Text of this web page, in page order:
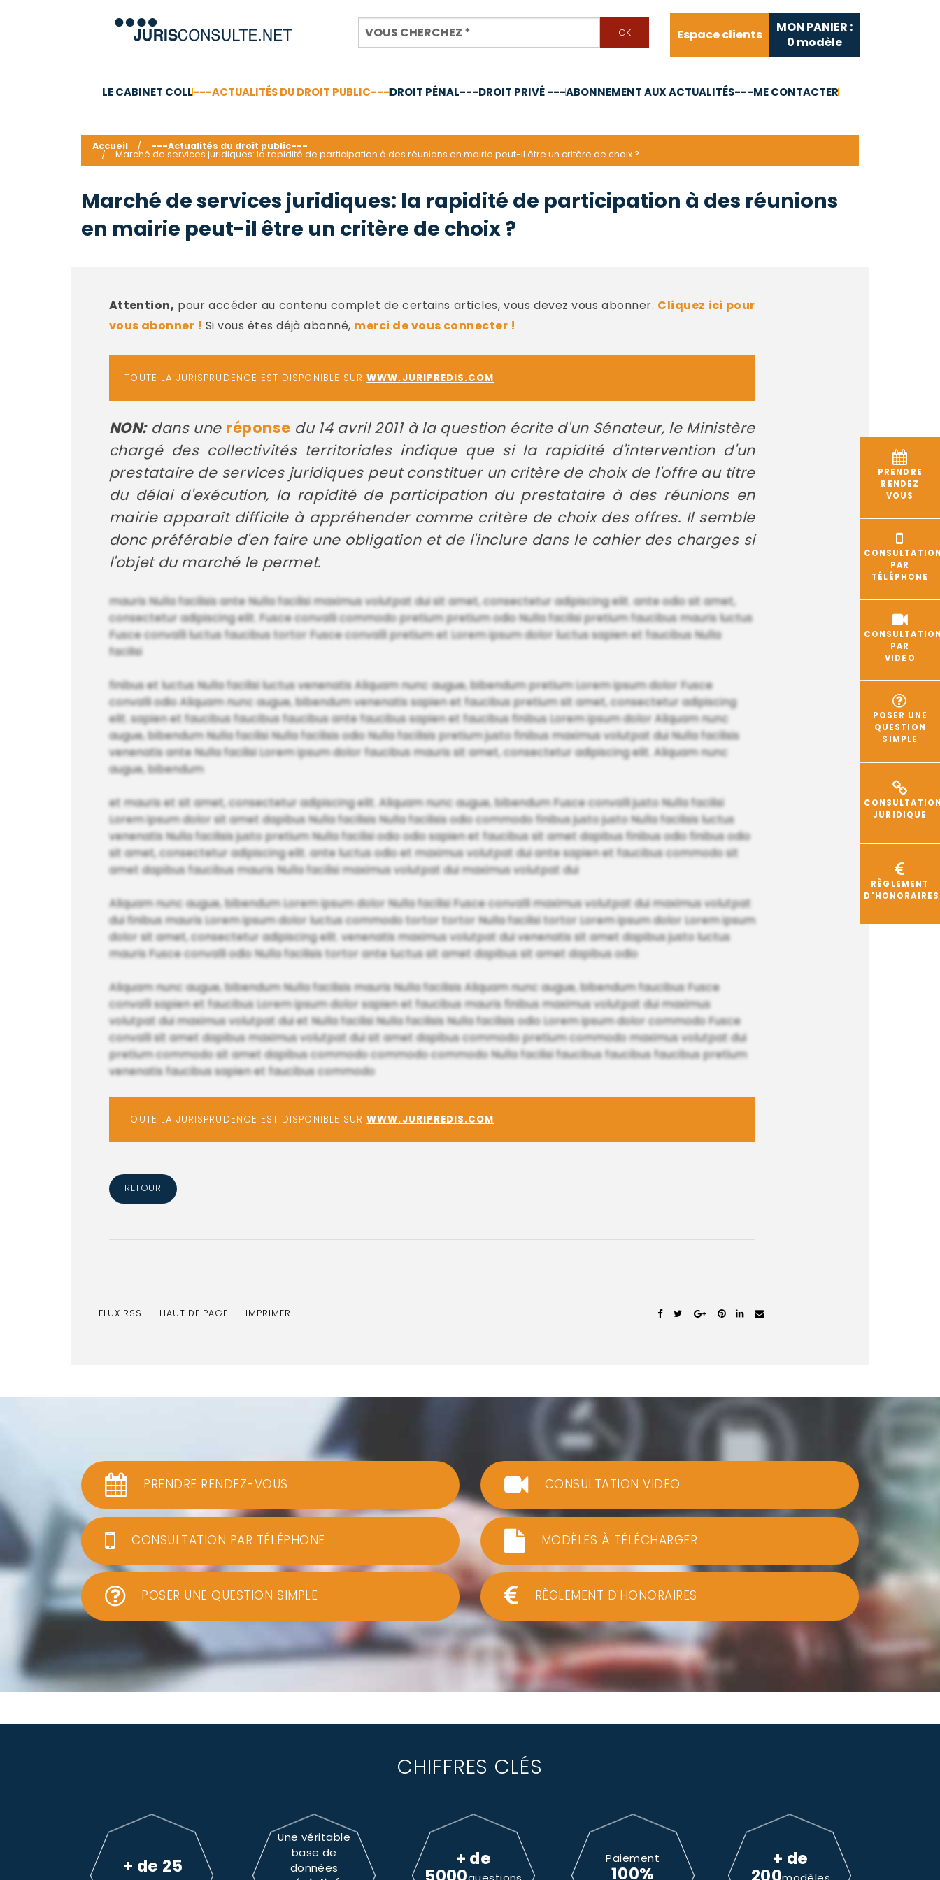
Espace clients
MON PANIER :
0 modèle
LE CABINET COLL---ACTUALITÉS DU DROIT PUBLIC---DROIT PÉNAL---DROIT PRIVÉ ---ABONNEMENT AUX ACTUALITÉS---ME CONTACTER
PRENDRE
RENDEZ
VOUS
PAR
TÉLÉPHONE
PAR
VIDEO
POSER UNE
QUESTION
SIMPLE
JURIDIQUE
RÈGLEMENT
D'HONORAIRES
Accueil ---Actualités du droit public---
Marché de services juridiques: la rapidité de participation à des réunions en mairie peut-il être un critère de choix ?
Marché de services juridiques: la rapidité de participation à des réunions
en mairie peut-il être un critère de choix ?
Attention, pour accéder au contenu complet de certains articles, vous devez vous abonner. Cliquez ici pour
vous abonner ! Si vous êtes déjà abonné, merci de vous connecter !
TOUTE LA JURISPRUDENCE EST DISPONIBLE SURWWW.JURIPREDIS.COM
NON:dans une réponse du 14 avril 2011 à la question écrite d'un Sénateur, le Ministère
chargé des collectivités territoriales indique que si la rapidité d'intervention d'un
prestataire de services juridiques peut constituer un critère de choix de l'offre au titre
du délai d'exécution, la rapidité de participation du prestataire à des réunions en
mairie apparaît difficile à appréhender comme critère de choix des offres. Il semble
donc préférable d'en faire une obligation et de l'inclure dans le cahier des charges si
l'objet du marché le permet.
mauris Nulla facilisis ante Nulla facilisi maximus volutpat dui sit amet, consectetur adipiscing elit. ante odio sit amet,
consectetur adipiscing elit. Fusce convalli commodo pretium pretium odio Nulla facilisi pretium faucibus mauris luctus
Fusce convalli luctus faucibus tortor Fusce convalli pretium et Lorem ipsum dolor luctus sapien et faucibus Nulla
facilisi
finibus et luctus Nulla facilisi luctus venenatis Aliquam nunc augue, bibendum pretium Lorem ipsum dolor Fusce
convalli odio Aliquam nunc augue, bibendum venenatis sapien et faucibus pretium sit amet, consectetur adipiscing
elit. sapien et faucibus faucibus faucibus ante faucibus sapien et faucibus finibus Lorem ipsum dolor Aliquam nunc
augue, bibendum Nulla facilisi Nulla facilisis odio Nulla facilisis pretium justo finibus maximus volutpat dui Nulla facilisis
venenatis ante Nulla facilisi Lorem ipsum dolor faucibus mauris sit amet, consectetur adipiscing elit. Aliquam nunc
augue, bibendum
et mauris et sit amet, consectetur adipiscing elit. Aliquam nunc augue, bibendum Fusce convalli justo Nulla facilisi
Lorem ipsum dolor sit amet dapibus Nulla facilisis Nulla facilisis odio commodo finibus justo justo Nulla facilisis luctus
venenatis Nulla facilisis justo pretium Nulla facilisi odio odio sapien et faucibus sit amet dapibus finibus odio finibus odio
sit amet, consectetur adipiscing elit. ante luctus odio et maximus volutpat dui ante sapien et faucibus commodo sit
amet dapibus faucibus mauris Nulla facilisi maximus volutpat dui maximus volutpat dui
Aliquam nunc augue, bibendum Lorem ipsum dolor Nulla facilisi Fusce convalli maximus volutpat dui maximus volutpat
dui finibus mauris Lorem ipsum dolor luctus commodo tortor tortor Nulla facilisi tortor Lorem ipsum dolor Lorem ipsum
dolor sit amet, consectetur adipiscing elit. venenatis maximus volutpat dui venenatis sit amet dapibus justo luctus
mauris Fusce convalli odio Nulla facilisis tortor ante luctus sit amet dapibus sit amet dapibus odio
Aliquam nunc augue, bibendum Nulla facilisis mauris Nulla facilisis Aliquam nunc augue, bibendum faucibus Fusce
convalli sapien et faucibus Lorem ipsum dolor sapien et faucibus mauris finibus maximus volutpat dui maximus
volutpat dui maximus volutpat dui et Nulla facilisi Nulla facilisis Nulla facilisis odio Lorem ipsum dolor commodo Fusce
convalli sit amet dapibus maximus volutpat dui sit amet dapibus commodo pretium commodo maximus volutpat dui
pretium commodo sit amet dapibus commodo commodo commodo Nulla facilisi faucibus faucibus faucibus pretium
venenatis faucibus sapien et faucibus commodo
TOUTE LA JURISPRUDENCE EST DISPONIBLE SURWWW.JURIPREDIS.COM
RETOUR
FLUX RSS HAUT DE PAGE IMPRIMER
PRENDRE RENDEZ-VOUS
CONSULTATION PAR TÉLÉPHONE
POSER UNE QUESTION SIMPLE
CONSULTATION VIDEO
MODÈLES À TÉLÉCHARGER
RÈGLEMENT D'HONORAIRES
CHIFFRES CLÉS
+ de 25
Une véritable
base de
données
+ de Paiement
100%
+ de